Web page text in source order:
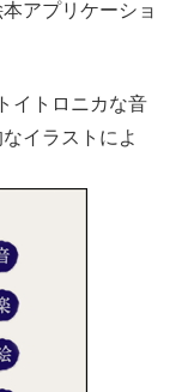
アプリケーショ
イトロニカな音
イラストによ